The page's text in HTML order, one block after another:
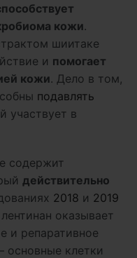
кожи.
шиитаке
и помогает
кожи. Дело в том,
подавлять
участвует в
содержит
действительно
2018 и 2019
оказывает
и репаративное
основные клетки